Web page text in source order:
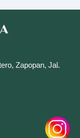
Zapopan, Jal.